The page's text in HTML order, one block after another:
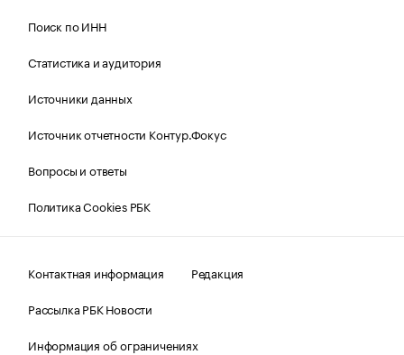
Поиск по ИНН
Статистика и аудитория
Источники данных
Источник отчетности Контур.Фокус
Вопросы и ответы
Политика Cookies РБК
Контактная информация
Редакция
Рассылка РБК Новости
Информация об ограничениях